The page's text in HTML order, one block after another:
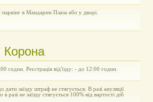
в Мандарин Плаза або у дворі.
Корона
годин. Реєстрація від'їзду: - до 12:00 годин.
дати заїзду штраф не стягується. В разі ануляції
в разі не заїзду стягується 100% від вартості діб